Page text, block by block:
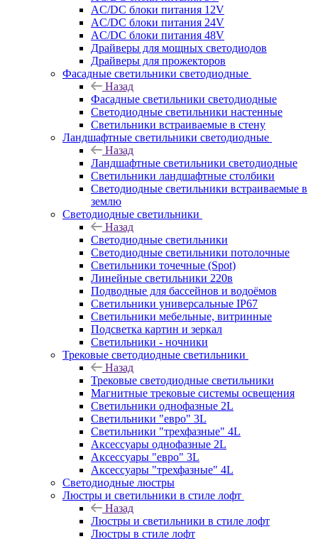
AC/DC блоки питания 12V
AC/DC блоки питания 24V
AC/DC блоки питания 48V
Драйверы для мощных светодиодов
Драйверы для прожекторов
Фасадные светильники светодиодные
Назад
Фасадные светильники светодиодные
Светодиодные светильники настенные
Светильники встраиваемые в стену
Ландшафтные светильники светодиодные
Назад
Ландшафтные светильники светодиодные
Светильники ландшафтные столбики
Светодиодные светильники встраиваемые в
землю
Светодиодные светильники
Назад
Светодиодные светильники
Светодиодные светильники потолочные
Светильники точечные (Spot)
Линейные светильники 220в
Подводные для бассейнов и водоёмов
Светильники универсальные IP67
Светильники мебельные, витринные
Подсветка картин и зеркал
Светильники - ночники
Трековые светодиодные светильники
Назад
Трековые светодиодные светильники
Магнитные трековые системы освещения
Светильники однофазные 2L
Светильники "евро" 3L
Светильники "трехфазные" 4L
Аксессуары однофазные 2L
Аксессуары "евро" 3L
Аксессуары "трехфазные" 4L
Светодиодные люстры
Люстры и светильники в стиле лофт
Назад
Люстры и светильники в стиле лофт
Люстры в стиле лофт